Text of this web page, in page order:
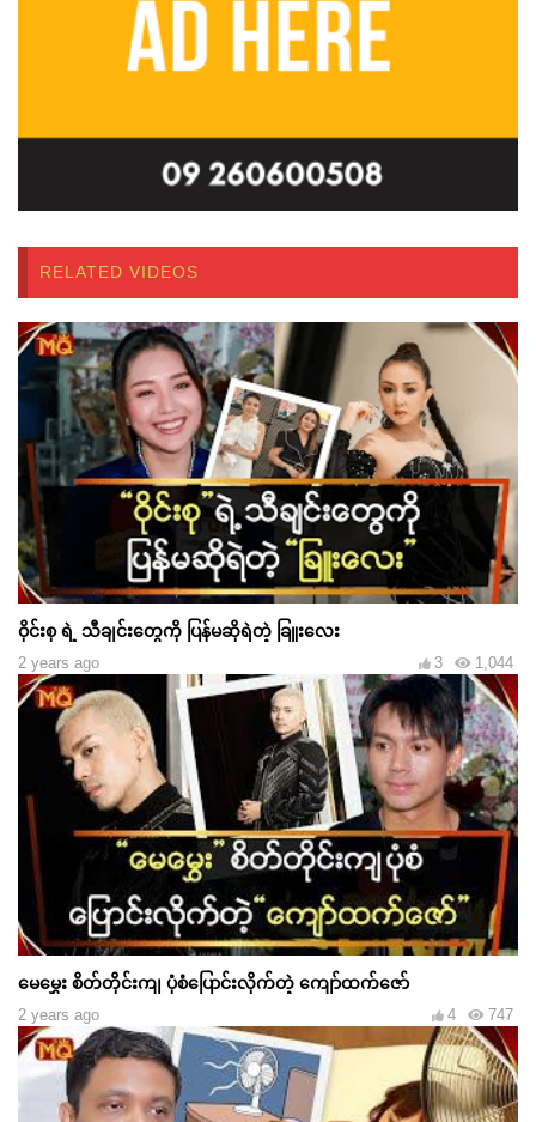
RELATED VIDEOS
ဝိုင်းစု ရဲ့ သီချင်းတွေကို ပြန်မဆိုရဲတဲ့ ခြူးလေး
2 years ago 1,044
3
မေမွှေး စိတ်တိုင်းကျ ပုံစံပြောင်းလိုက်တဲ့ ကျော်ထက်ဇော်
2 years ago 747
4